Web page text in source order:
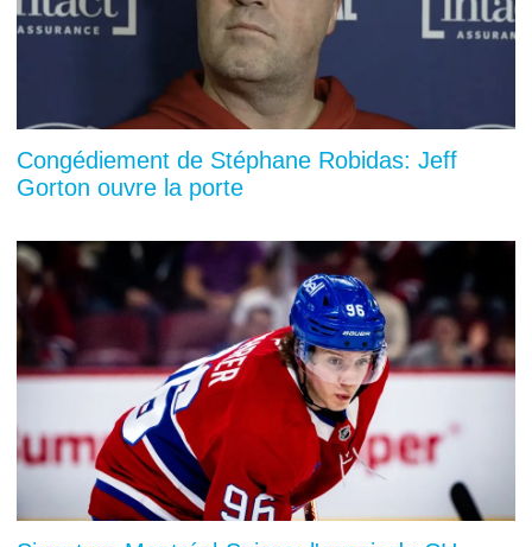
Congédiement de Stéphane Robidas: Jeff
Gorton ouvre la porte